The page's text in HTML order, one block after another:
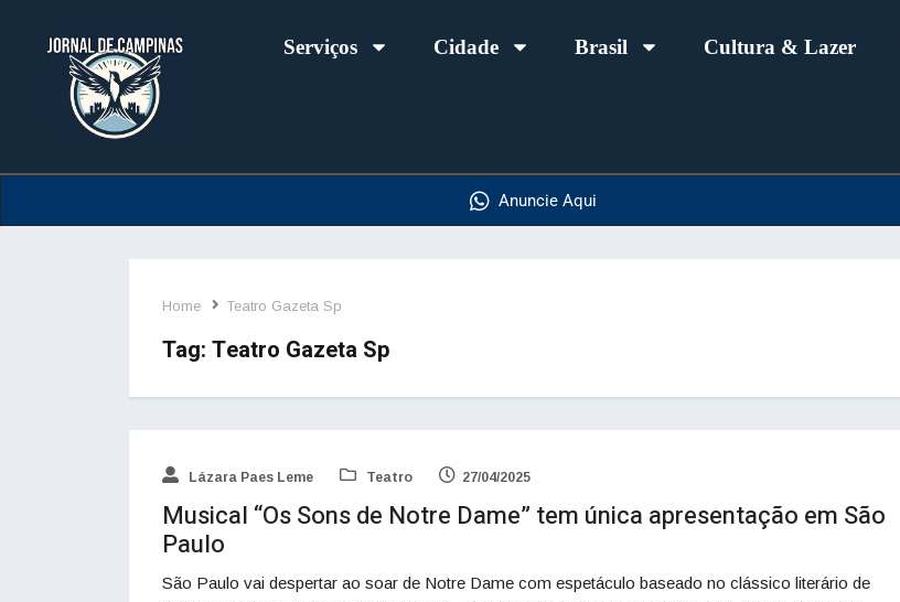
Serviços Cidade Brasil Cultura & Lazer
Anuncie Aqui
Home Teatro Gazeta Sp
Tag: Teatro Gazeta Sp
Lázara Paes Leme Teatro 27/04/2025
Musical “Os Sons de Notre Dame” tem única apresentação em São
Paulo
São Paulo vai despertar ao soar de Notre Dame com espetáculo baseado no clássico literário de